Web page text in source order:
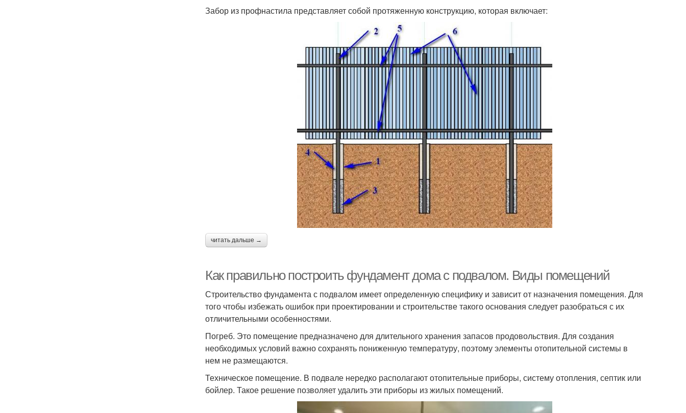
Забор из профнастила представляет собой протяженную конструкцию, которая включает:
читать дальше →
Как правильно построить фундамент дома с подвалом. Виды помещений
Строительство фундамента с подвалом имеет определенную специфику и зависит от назначения помещения. Для
того чтобы избежать ошибок при проектировании и строительстве такого основания следует разобраться с их
отличительными особенностями.
Погреб. Это помещение предназначено для длительного хранения запасов продовольствия. Для создания
необходимых условий важно сохранять пониженную температуру, поэтому элементы отопительной системы в
нем не размещаются.
Техническое помещение. В подвале нередко располагают отопительные приборы, систему отопления, септик или
бойлер. Такое решение позволяет удалить эти приборы из жилых помещений.